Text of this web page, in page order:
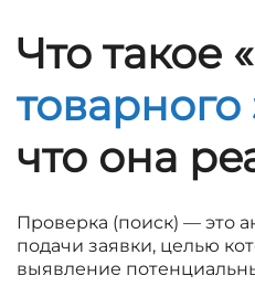
Что такое «
товарного
что она
Проверка (поиск) — это
подачи заявки, целью
выявление